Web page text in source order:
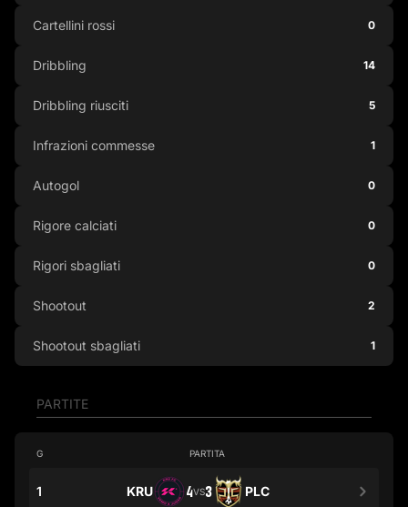
PARTITE
G PARTITA
1 KRU 4VS3 PLC
Cartellini rossi 0
Dribbling 14
Dribbling riusciti 5
Infrazioni commesse 1
Autogol 0
Rigore calciati 0
Rigori sbagliati 0
Shootout 2
Shootout sbagliati 1